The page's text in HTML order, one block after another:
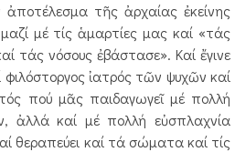
ἀποτέλεσμα τῆς ἀρχαίας ἐκείνης
μέ τίς ἁμαρτίες μας καί «τάς
τάς νόσους ἐβάστασε». Καί ἔγινε
ἰατρός τῶν ψυχῶν καί
πού μᾶς παιδαγωγεῖ μέ πολλή
ἀλλά καί μέ πολλή εὐσπλαχνία
θεραπεύει καί τά σώματα καί τίς